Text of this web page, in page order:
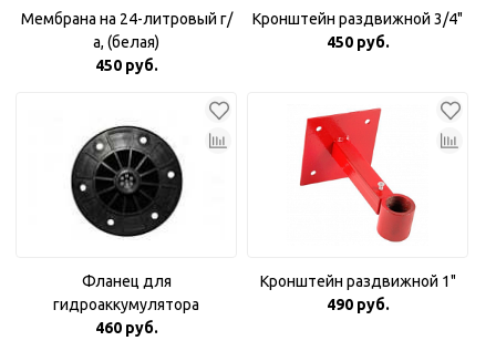
Мембрана на 24-литровый г/
а, (белая)
450 руб.
Кронштейн раздвижной 3/4"
450 руб.
Фланец для
гидроаккумулятора
пластиковый 1"
460 руб.
Кронштейн раздвижной 1"
490 руб.